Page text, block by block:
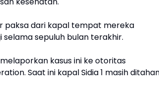
paksa dari kapal tempat mereka
selama sepuluh bulan terakhir.
kasus ini ke otoritas
Saat ini kapal Sidia 1 masih